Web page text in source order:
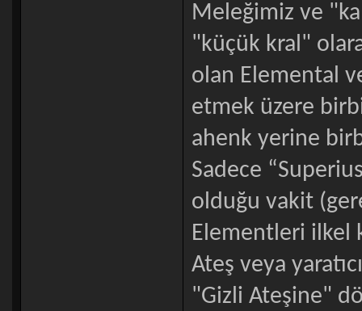
Meleğimiz ve
"küçük kral"
olan Elemental
etmek üzere
ahenk yerine
Sadece
olduğu vakit
Elementleri ilkel
Ateş veya
"Gizli Ateşine"